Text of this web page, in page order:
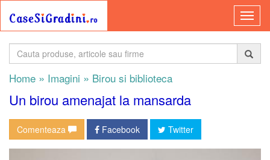
Home » Imagini » Birou si biblioteca
Un birou amenajat la mansarda
Comenteaza Facebook Twitter